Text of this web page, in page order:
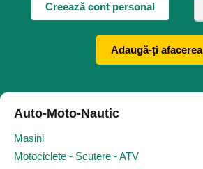
Creează cont personal
Adaugă-ți afacerea
Auto-Moto-Nautic
Masini
Motociclete - Scutere - ATV